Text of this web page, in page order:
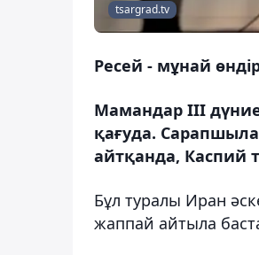
tsargrad.tv
Ресей - мұнай
Мамандар ІІІ
қағуда.
айтқанда, Каспий
Бұл туралы Иран
жаппай айтыла